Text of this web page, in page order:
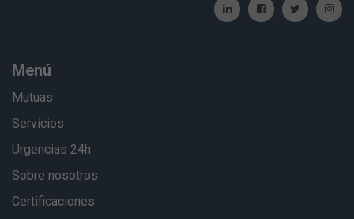
Menú
Mutuas
Servicios
Urgencias 24h
Sobre nosotros
Certificaciones